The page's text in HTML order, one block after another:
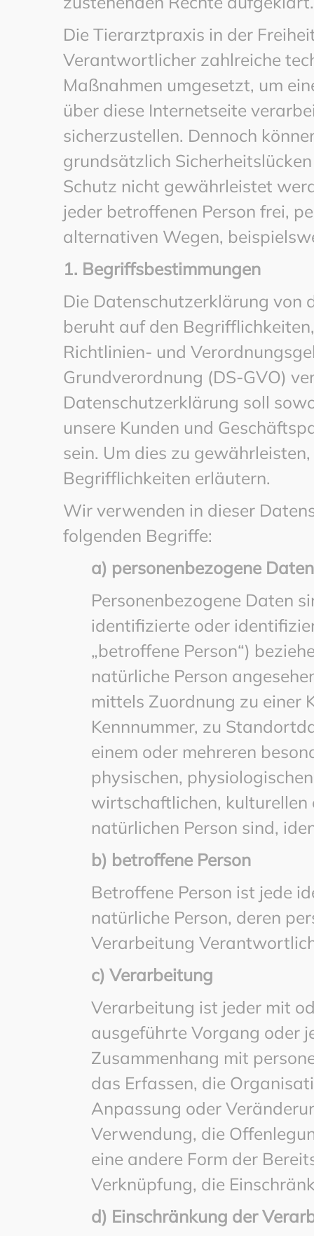
Die Tierarztpraxis in der
Verantwortlicher zahlreiche
Maßnahmen umgesetzt, um
über diese Internetseite
sicherzustellen. Dennoch
grundsätzlich
Schutz nicht gewährleistet
jeder betroffenen Person frei,
alternativen Wegen,
1. Begriffsbestimmungen
Die Datenschutzerklärung von
beruht auf den
Richtlinien- und
Grundverordnung (DS-GVO)
Datenschutzerklärung soll
unsere Kunden und
sein. Um dies zu
Begrifflichkeiten erläutern.
Wir verwenden in dieser
folgenden Begriffe:
a) personenbezogene Daten
Personenbezogene Daten
identifizierte oder
„betroffene Person“)
natürliche Person
mittels Zuordnung zu einer
Kennnummer, zu
einem oder mehreren
physischen,
wirtschaftlichen,
natürlichen Person sind,
b) betroffene Person
Betroffene Person ist jede
natürliche Person, deren
Verarbeitung
c) Verarbeitung
Verarbeitung ist jeder mit
ausgeführte Vorgang oder
Zusammenhang mit
das Erfassen, die
Anpassung oder
Verwendung, die
eine andere Form der
Verknüpfung, die
d) Einschränkung der